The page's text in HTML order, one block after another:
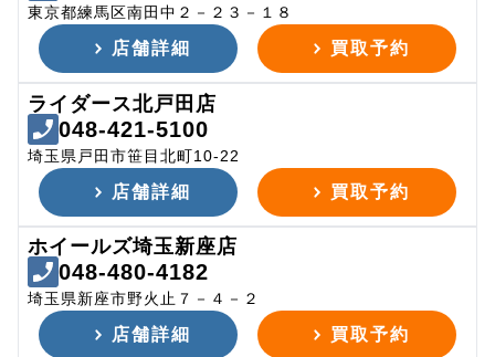
東京都練馬区南田中２－２３－１８
店舗詳細 買取予約
ライダース北戸田店
048-421-5100
埼玉県戸田市笹目北町10-22
店舗詳細 買取予約
ホイールズ埼玉新座店
048-480-4182
埼玉県新座市野火止７－４－２
店舗詳細 買取予約